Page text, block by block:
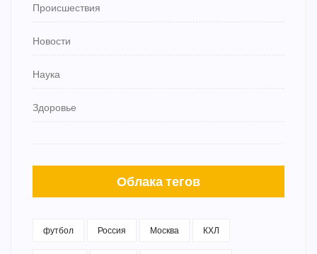
Происшествия
Новости
Наука
Здоровье
Облака тегов
футбол Россия Москва КХЛ